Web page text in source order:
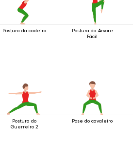
Postura da cadeira
Postura da Árvore
Fácil
Postura do
Guerreiro 2
Pose do cavaleiro